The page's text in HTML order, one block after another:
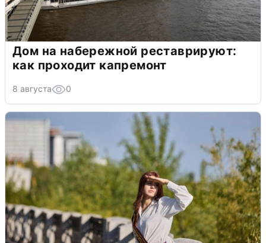
Дом на набережной реставрируют:
как проходит капремонт
8 августа 0